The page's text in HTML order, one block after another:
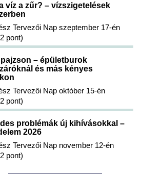
víz a zűr? – vízszigetelések
Tervezői Nap szeptember 17-én
pont)
pajzson – épületburok
és más kényes
Tervezői Nap október 15-én
pont)
problémák új kihívásokkal –
2026
Tervezői Nap november 12-én
pont)